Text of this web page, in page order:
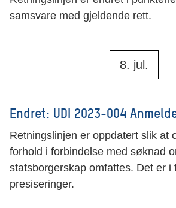
samsvare med gjeldende rett.
8. jul.
Endret: UDI 2023-004
Retningslinjen er oppdatert slik at
forhold i forbindelse med søknad
statsborgerskap omfattes. Det er i
presiseringer.